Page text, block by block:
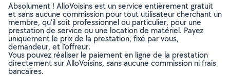
Absolument ! AlloVoisins est un service entièrement gratuit
et sans aucune commission pour tout utilisateur cherchant un
membre, qu’il soit professionnel ou particulier, pour une
prestation de service ou une location de matériel. Payez
uniquement le prix de la prestation, fixé par vous,
demandeur, et l’offreur.
Vous pouvez réaliser le paiement en ligne de la prestation
directement sur AlloVoisins, sans aucune commission ni frais
bancaires.